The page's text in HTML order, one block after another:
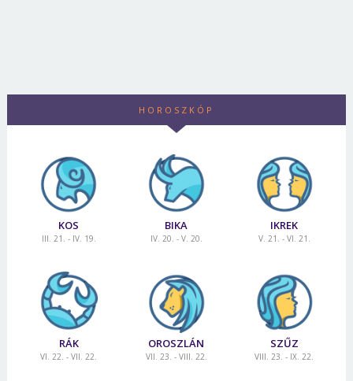
HOROSZKÓP
KOS
III. 21. - IV. 19.
BIKA
IV. 20. - V. 20.
IKREK
V. 21. - VI. 21.
RÁK
VI. 22. - VII. 22.
OROSZLÁN
VII. 23. - VIII. 22.
SZŰZ
VIII. 23. - IX. 22.